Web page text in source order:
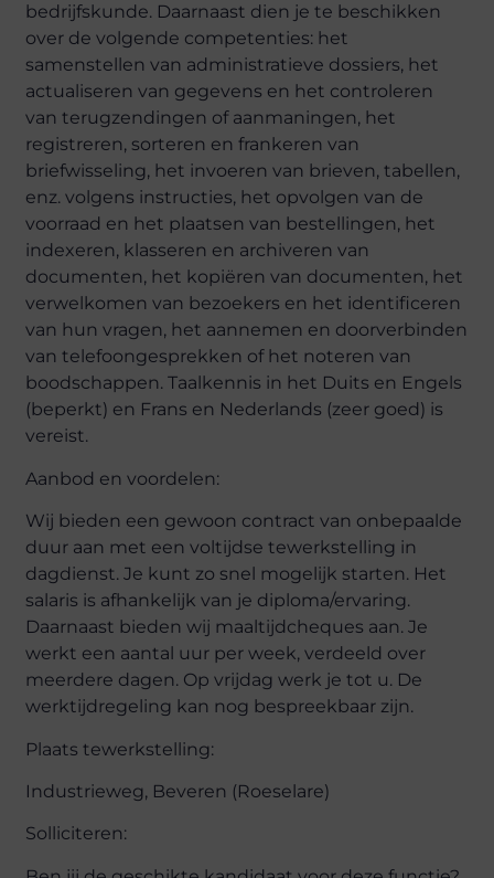
bedrijfskunde. Daarnaast dien je te beschikken
over de volgende competenties: het
samenstellen van administratieve dossiers, het
actualiseren van gegevens en het controleren
van terugzendingen of aanmaningen, het
registreren, sorteren en frankeren van
briefwisseling, het invoeren van brieven, tabellen,
enz. volgens instructies, het opvolgen van de
voorraad en het plaatsen van bestellingen, het
indexeren, klasseren en archiveren van
documenten, het kopiëren van documenten, het
verwelkomen van bezoekers en het identificeren
van hun vragen, het aannemen en doorverbinden
van telefoongesprekken of het noteren van
boodschappen. Taalkennis in het Duits en Engels
(beperkt) en Frans en Nederlands (zeer goed) is
vereist.
Aanbod en voordelen:
Wij bieden een gewoon contract van onbepaalde
duur aan met een voltijdse tewerkstelling in
dagdienst. Je kunt zo snel mogelijk starten. Het
salaris is afhankelijk van je diploma/ervaring.
Daarnaast bieden wij maaltijdcheques aan. Je
werkt een aantal uur per week, verdeeld over
meerdere dagen. Op vrijdag werk je tot u. De
werktijdregeling kan nog bespreekbaar zijn.
Plaats tewerkstelling:
Industrieweg, Beveren (Roeselare)
Solliciteren: